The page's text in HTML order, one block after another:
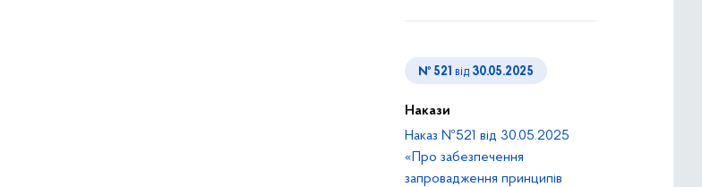
№ 521 від 30.05.2025
Накази
Наказ №521 від 30.05.2025
«Про забезпечення
запровадження принципів